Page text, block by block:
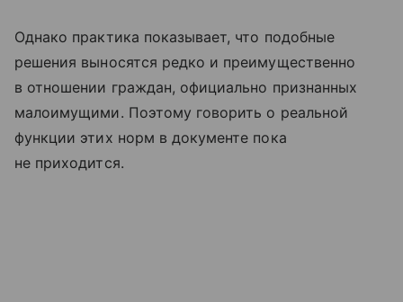
Однако практика показывает, что подобные
решения выносятся редко и преимущественно
в отношении граждан, официально признанных
малоимущими. Поэтому говорить о реальной
функции этих норм в документе пока
не приходится.